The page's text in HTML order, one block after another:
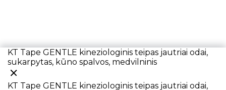
KT Tape GENTLE kineziologinis teipas jautriai odai,
sukarpytas, kūno spalvos, medvilninis
KT Tape GENTLE kineziologinis teipas jautriai odai,